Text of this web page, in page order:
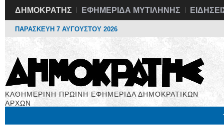
ΔΗΜΟΚΡΑΤΗΣ ΕΦΗΜΕΡΙΔΑ ΜΥΤΙΛΗΝΗΣ
ΠΑΡΑΣΚΕΥΗ 7 ΑΥΓΟΥΣΤΟΥ 2026
ΚΑΘΗΜΕΡΙΝΗ ΠΡΩΙΝΗ ΕΦΗΜΕΡΙΔΑ ΔΗΜΟΚΡΑΤΙΚΩΝ
ΑΡΧΩΝ